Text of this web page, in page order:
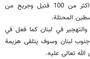
محاولاته باءت بالفشل والهزيمة، وانشغل بنقل اكثر من 100 قتيل وجريح من
المحتلة.
والتهجير في لبنان كما فعل في
لبنان وسوف يتلقى هزيمة
تعالى عليه.